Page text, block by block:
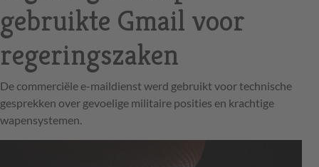
gebruikte Gmail voor
regeringszaken
De commerciële e-maildienst werd gebruikt voor technische
gesprekken over gevoelige militaire posities en krachtige
wapensystemen.